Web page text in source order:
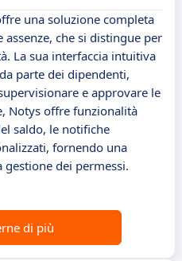
una soluzione completa
che si distingue per
La sua interfaccia intuitiva
parte dei dipendenti,
e approvare le
Notys offre funzionalità
saldo, le notifiche
fornendo una
gestione dei permessi.
di più